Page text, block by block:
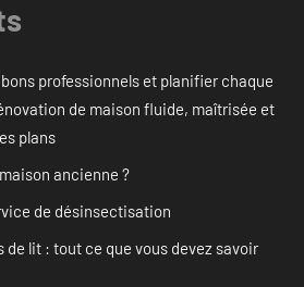
bons professionnels et planifier chaque
de maison fluide, maîtrisée et
plans
ancienne ?
de désinsectisation
de lit : tout ce que vous devez savoir